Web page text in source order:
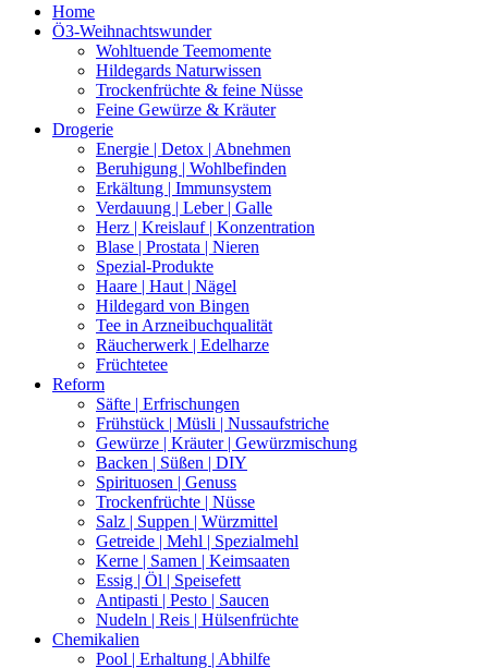
Home
Ö3-Weihnachtswunder
Wohltuende Teemomente
Hildegards Naturwissen
Trockenfrüchte & feine Nüsse
Feine Gewürze & Kräuter
Drogerie
Energie | Detox | Abnehmen
Beruhigung | Wohlbefinden
Erkältung | Immunsystem
Verdauung | Leber | Galle
Herz | Kreislauf | Konzentration
Blase | Prostata | Nieren
Spezial-Produkte
Haare | Haut | Nägel
Hildegard von Bingen
Tee in Arzneibuchqualität
Räucherwerk | Edelharze
Früchtetee
Reform
Säfte | Erfrischungen
Frühstück | Müsli | Nussaufstriche
Gewürze | Kräuter | Gewürzmischung
Backen | Süßen | DIY
Spirituosen | Genuss
Trockenfrüchte | Nüsse
Salz | Suppen | Würzmittel
Getreide | Mehl | Spezialmehl
Kerne | Samen | Keimsaaten
Essig | Öl | Speisefett
Antipasti | Pesto | Saucen
Nudeln | Reis | Hülsenfrüchte
Chemikalien
Pool | Erhaltung | Abhilfe